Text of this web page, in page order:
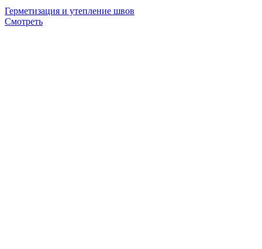
Герметизация и утепление швов
Смотреть